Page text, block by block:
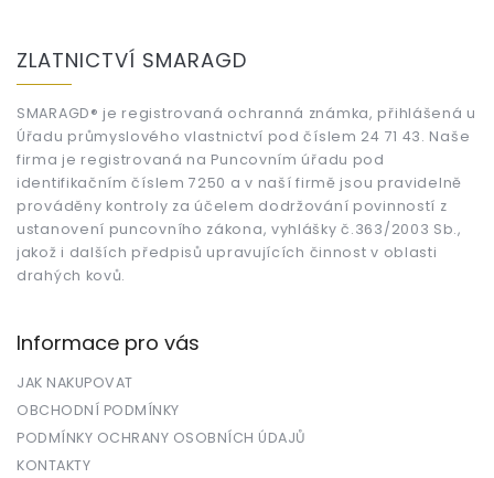
ZLATNICTVÍ SMARAGD
SMARAGD® je registrovaná ochranná známka, přihlášená u
Úřadu průmyslového vlastnictví pod číslem 24 71 43. Naše
firma je registrovaná na Puncovním úřadu pod
identifikačním číslem 7250 a v naší firmě jsou pravidelně
prováděny kontroly za účelem dodržování povinností z
ustanovení puncovního zákona, vyhlášky č.363/2003 Sb.,
jakož i dalších předpisů upravujících činnost v oblasti
drahých kovů.
Informace pro vás
JAK NAKUPOVAT
OBCHODNÍ PODMÍNKY
PODMÍNKY OCHRANY OSOBNÍCH ÚDAJŮ
KONTAKTY